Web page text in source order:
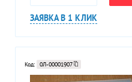
ЗАЯВКА В 1 КЛИК
Код: 0Л-00001907